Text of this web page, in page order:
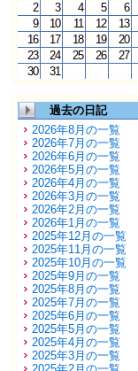
2
3 4 5 6
9
10 11 12 13
16
17 18 19 20
23
24 25 26 27
30
31
過去の日記
2026年8月の一覧
2026年7月の一覧
2026年6月の一覧
2026年5月の一覧
2026年4月の一覧
2026年3月の一覧
2026年2月の一覧
2026年1月の一覧
2025年12月の一覧
2025年11月の一覧
2025年10月の一覧
2025年9月の一覧
2025年8月の一覧
2025年7月の一覧
2025年6月の一覧
2025年5月の一覧
2025年4月の一覧
2025年3月の一覧